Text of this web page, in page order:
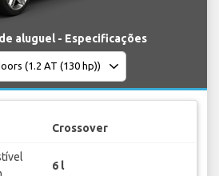
aluguel - Especificações
Crossover
6 l